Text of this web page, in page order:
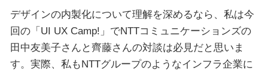
デザインの内製化について理解を深めるなら、私は今
回の「UI UX Camp!」でNTTコミュニケーションズの
田中友美子さんと齊藤さんの対談は必見だと思いま
す。実際、私もNTTグループのようなインフラ企業に